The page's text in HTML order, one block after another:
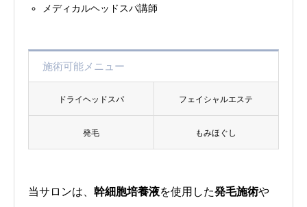
メディカルヘッドスパ講師
施術可能メニュー
ドライヘッドスパ フェイシャルエステ
発毛 もみほぐし
当サロンは、 幹細胞培養液を使用した発毛施術や